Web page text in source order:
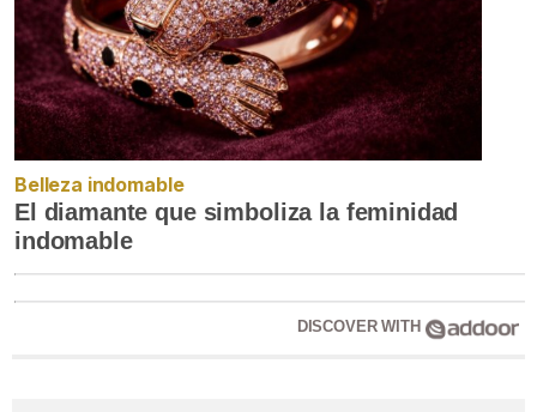
Belleza indomable
El diamante que simboliza la feminidad
indomable
DISCOVER WITH